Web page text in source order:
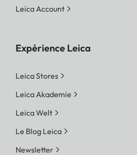
Leica Account
Expérience Leica
Leica Stores
Leica Akademie
Leica Welt
Le Blog Leica
Newsletter